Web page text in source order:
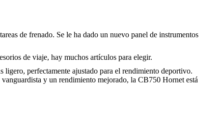
de frenado. Se le ha dado un nuevo panel de instrumentos
de viaje, hay muchos artículos para elegir.
ligero, perfectamente ajustado para el rendimiento deportivo.
y un rendimiento mejorado, la CB750 Hornet está